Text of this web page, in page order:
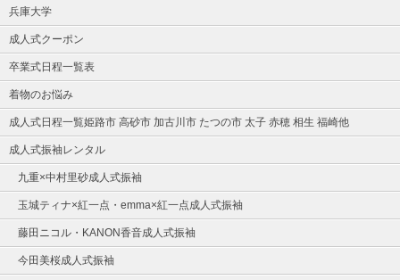
兵庫大学
成人式クーポン
卒業式日程一覧表
着物のお悩み
成人式日程一覧姫路市 高砂市 加古川市 たつの市 太子 赤穂 相生 福崎他
成人式振袖レンタル
九重×中村里砂成人式振袖
玉城ティナ×紅一点・emma×紅一点成人式振袖
藤田ニコル・KANON香音成人式振袖
今田美桜成人式振袖